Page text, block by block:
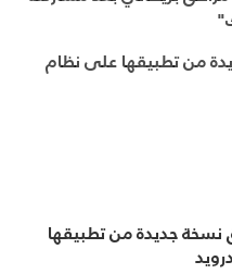
من تطبيقها على نظام
جديدة من تطبيقها